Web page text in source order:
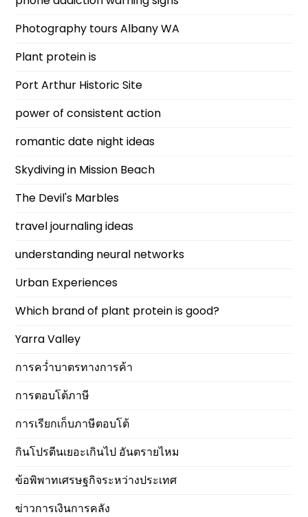
Photography tours Albany WA
Plant protein is
Port Arthur Historic Site
power of consistent action
romantic date night ideas
Skydiving in Mission Beach
The Devil's Marbles
travel journaling ideas
understanding neural networks
Urban Experiences
Which brand of plant protein is good?
Yarra Valley
การคว่ำบาตรทางการค้า
การตอบโต้ภาษี
การเรียกเก็บภาษีตอบโต้
กินโปรตีนเยอะเกินไป อันตรายไหม
ข้อพิพาทเศรษฐกิจระหว่างประเทศ
ข่าวการเงินการคลัง